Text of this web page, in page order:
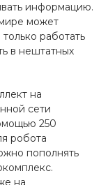
информацию.
может
работать
в нештатных
на
сети
250
робота
пополнять
на